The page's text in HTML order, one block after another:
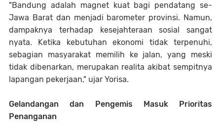
"Bandung adalah magnet kuat bagi pendatang se-
Jawa Barat dan menjadi barometer provinsi. Namun,
dampaknya terhadap kesejahteraan sosial sangat
nyata. Ketika kebutuhan ekonomi tidak terpenuhi,
sebagian masyarakat memilih ke jalan, yang meski
tidak dibenarkan, merupakan realita akibat sempitnya
lapangan pekerjaan," ujar Yorisa.
Gelandangan dan Pengemis Masuk Prioritas
Penanganan